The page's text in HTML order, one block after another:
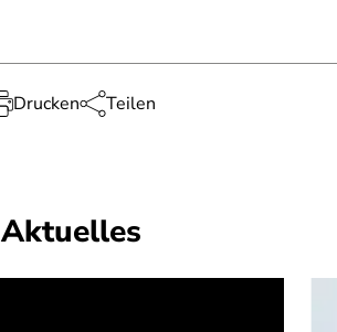
Drucken Teilen
Aktuelles